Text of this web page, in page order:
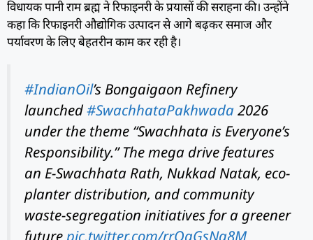
विधायक पानी राम ब्रह्म ने रिफाइनरी के प्रयासों की सराहना की। उन्होंने
कहा कि रिफाइनरी औद्योगिक उत्पादन से आगे बढ़कर समाज और
पर्यावरण के लिए बेहतरीन काम कर रही है।
#IndianOil’s Bongaigaon Refinery
launched#SwachhataPakhwada2026
under the theme “Swachhata is Everyone’s
Responsibility.” The mega drive features
an E-Swachhata Rath, Nukkad Natak, eco-
planter distribution, and community
waste-segregation initiatives for a greener